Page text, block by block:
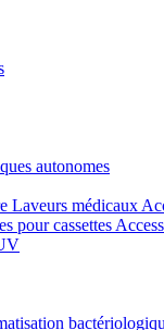
autonomes
Laveurs médicaux
pour cassettes